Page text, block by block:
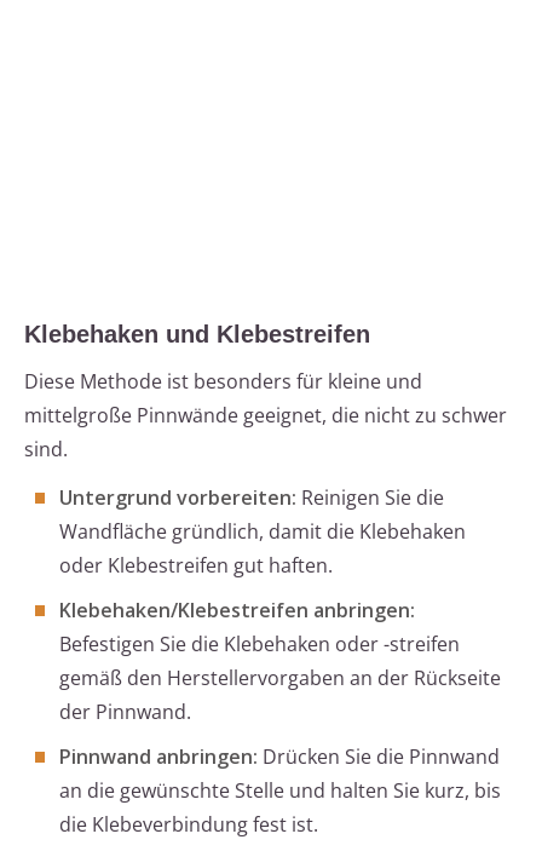
Klebehaken und Klebestreifen
Diese Methode ist besonders für kleine und
mittelgroße Pinnwände geeignet, die nicht zu schwer
sind.
Untergrund vorbereiten: Reinigen Sie die
Wandfläche gründlich, damit die Klebehaken
oder Klebestreifen gut haften.
Klebehaken/Klebestreifen anbringen:
Befestigen Sie die Klebehaken oder -streifen
gemäß den Herstellervorgaben an der Rückseite
der Pinnwand.
Pinnwand anbringen: Drücken Sie die Pinnwand
an die gewünschte Stelle und halten Sie kurz, bis
die Klebeverbindung fest ist.